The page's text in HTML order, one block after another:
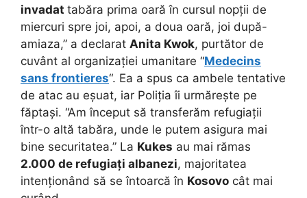
invadat tabăra prima oară în cursul nopții de
miercuri spre joi, apoi, a doua oară, joi după-
amiaza,” a declarat Anita Kwok, purtător de
cuvânt al organizației umanitare “Medecins
sans frontieres“. Ea a spus ca ambele tentative
de atac au eșuat, iar Poliția îi urmărește pe
făptași. “Am început să transferăm refugiații
într-o altă tabăra, unde le putem asigura mai
bine securitatea.” La Kukes au mai rămas
2.000 de refugiați albanezi, majoritatea
intenționând să se întoarcă în Kosovo cât mai